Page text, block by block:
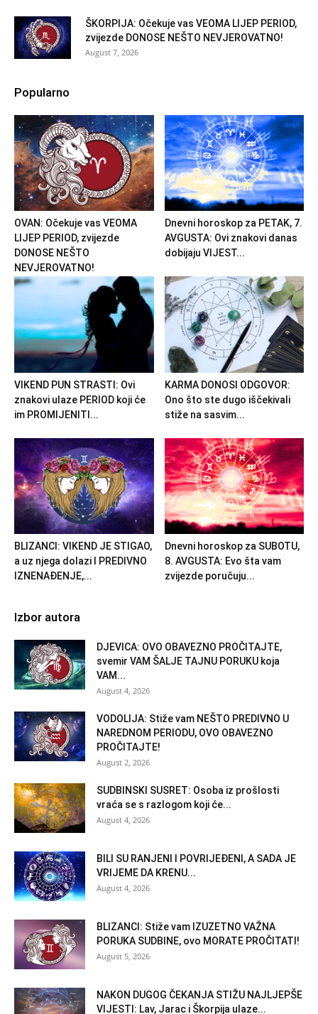
ŠKORPIJA: Očekuje vas VEOMA LIJEP PERIOD,
zvijezde DONOSE NEŠTO NEVJEROVATNO!
August 7, 2026
Popularno
OVAN: Očekuje vas VEOMA
LIJEP PERIOD, zvijezde
DONOSE NEŠTO
NEVJEROVATNO!
Dnevni horoskop za PETAK, 7.
AVGUSTA: Ovi znakovi danas
dobijaju VIJEST...
VIKEND PUN STRASTI: Ovi
znakovi ulaze PERIOD koji će
im PROMIJENITI...
KARMA DONOSI ODGOVOR:
Ono što ste dugo iščekivali
stiže na sasvim...
BLIZANCI: VIKEND JE STIGAO,
a uz njega dolazi I PREDIVNO
IZNENAĐENJE,...
Dnevni horoskop za SUBOTU,
8. AVGUSTA: Evo šta vam
zvijezde poručuju...
Izbor autora
DJEVICA: OVO OBAVEZNO PROČITAJTE,
svemir VAM ŠALJE TAJNU PORUKU koja
VAM...
August 4, 2026
VODOLIJA: Stiže vam NEŠTO PREDIVNO U
NAREDNOM PERIODU, OVO OBAVEZNO
PROČITAJTE!
August 2, 2026
SUDBINSKI SUSRET: Osoba iz prošlosti
vraća se s razlogom koji će...
August 4, 2026
BILI SU RANJENI I POVRIJEĐENI, A SADA JE
VRIJEME DA KRENU...
August 4, 2026
BLIZANCI: Stiže vam IZUZETNO VAŽNA
PORUKA SUDBINE, ovo MORATE PROČITATI!
August 5, 2026
NAKON DUGOG ČEKANJA STIŽU NAJLJEPŠE
VIJESTI: Lav, Jarac i Škorpija ulaze...